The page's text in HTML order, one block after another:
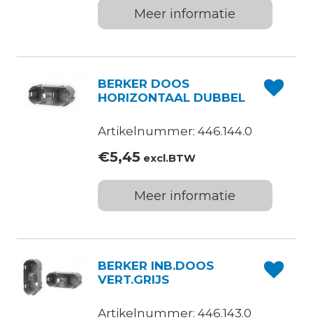
Meer informatie
BERKER DOOS
HORIZONTAAL DUBBEL
Artikelnummer: 446.144.0
€5,45excl.BTW
Meer informatie
BERKER INB.DOOS
VERT.GRIJS
Artikelnummer: 446.143.0